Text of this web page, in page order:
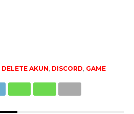
DELETE AKUN, DISCORD, GAME